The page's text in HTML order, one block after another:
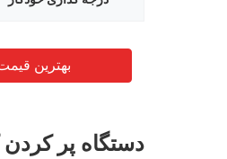
بهترین
دستگاه پر